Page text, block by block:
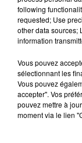
following
requested; Use
other data sources;
information
Vous pouvez
sélectionnant les
Vous pouvez
accepter". Vos
pouvez mettre à
moment via le lien